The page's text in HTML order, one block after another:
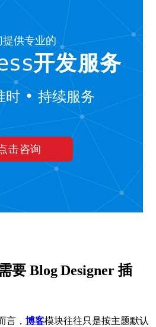
要 Blog Designer 插
言， 博客模块往往只是按主题默认